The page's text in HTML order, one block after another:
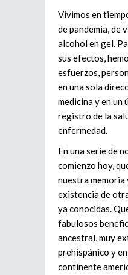
Vivimos en
de pandemia, de
alcohol en gel.
sus efectos,
esfuerzos,
en una sola
medicina y en un
registro de la
enfermedad.
En una serie de
comienzo hoy,
nuestra memoria
existencia de
ya conocidas.
fabulosos
ancestral, muy
prehispánico y
continente